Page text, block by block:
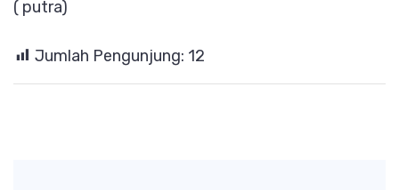
( putra)
Jumlah Pengunjung: 12